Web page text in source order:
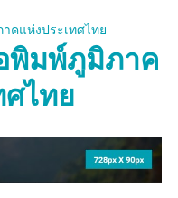
พิมพ์ภูมิภาค
ศไทย